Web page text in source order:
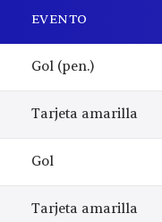
EVENTO
Gol (pen.)
Tarjeta amarilla
Gol
Tarjeta amarilla